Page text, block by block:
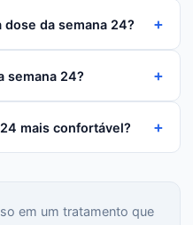
dose da semana 24? +
semana 24? +
mais confortável? +
em um tratamento que